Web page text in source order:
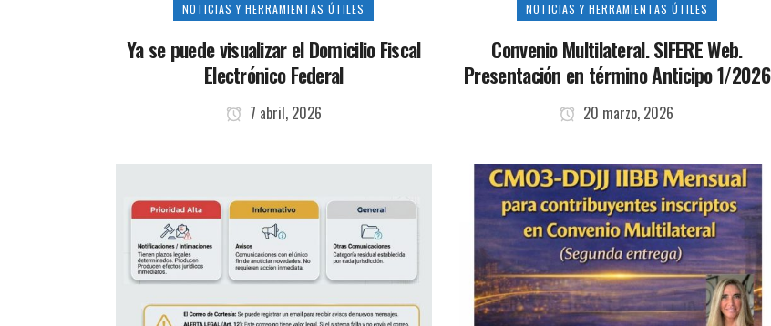
NOTICIAS Y HERRAMIENTAS ÚTILES
Ya se puede visualizar el Domicilio Fiscal
Electrónico Federal
7 abril, 2026
NOTICIAS Y HERRAMIENTAS ÚTILES
Convenio Multilateral. SIFERE Web.
Presentación en término Anticipo 1/2026
20 marzo, 2026